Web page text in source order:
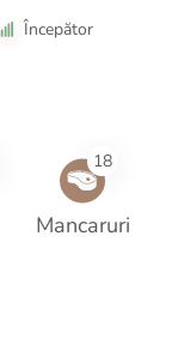
Începător
18
Mancaruri